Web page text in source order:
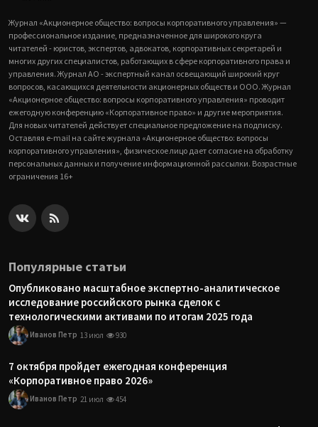
Журнал «Акционерное общество: вопросы корпоративного управления» —
профессиональное издание, предназначенное для широкого круга
читателей - юристов, экспертов, адвокатов, корпоративных секретарей и
многих других специалистов, работающих в сфере корпоративного права и
управления. Журнал АО - экспертный канал освещающий широкий круг
вопросов, касающихся деятельности акционерных обществ и ООО. Журнал
«Акционерное общество: вопросы корпоративного управления» проводит
ежегодную конференцию «Корпоративное право» и другие мероприятия.
Для новых читателей действует специальное предложение на подписку.
Оставляя e-mail на сайте журнала «Акционерное общество: вопросы
корпоративного управления», физическое лицо дает согласие на обработку
персональных данных и получение информационной рассылки. Возрастные
ограничения 16+
Популярные статьи
Опубликовано масштабное экспертно-аналитическое
исследование российского рынка сделок с
технологическими активами по итогам 2025 года
Иванов Петр 13 июл 930
7 октября пройдет ежегодная конференция
«Корпоративное право 2026»
Иванов Петр 21 июл 454